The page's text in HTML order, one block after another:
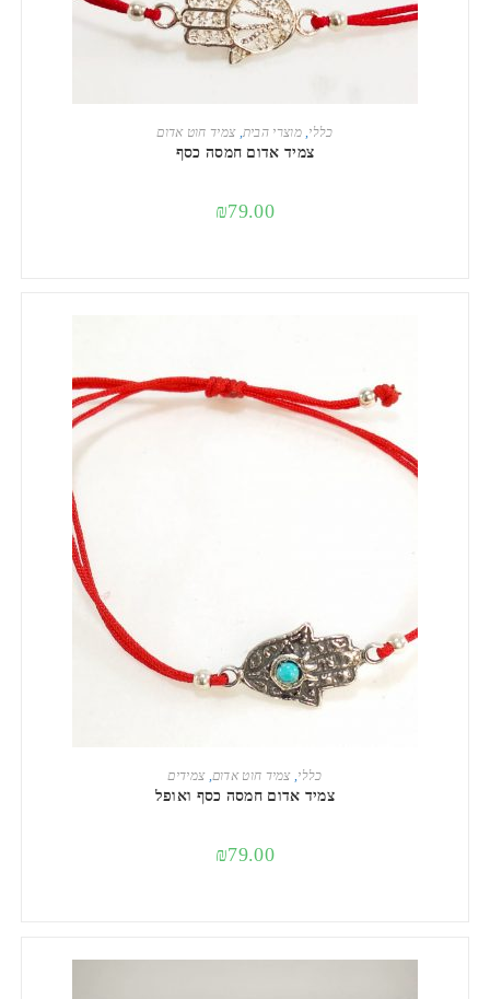
הוספה לסל כללי,מוצרי הבית,צמיד חוט אדום
צמיד אדום חמסה כסף
₪79.00
הוספה לסלכללי,צמיד חוט אדום,צמידים
צמיד אדום חמסה כסף ואופל
₪79.00